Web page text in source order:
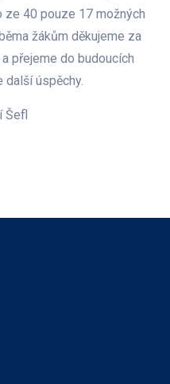
ze 40 pouze 17 možných
žákům děkujeme za
přejeme do budoucích
další úspěchy.
Šefl